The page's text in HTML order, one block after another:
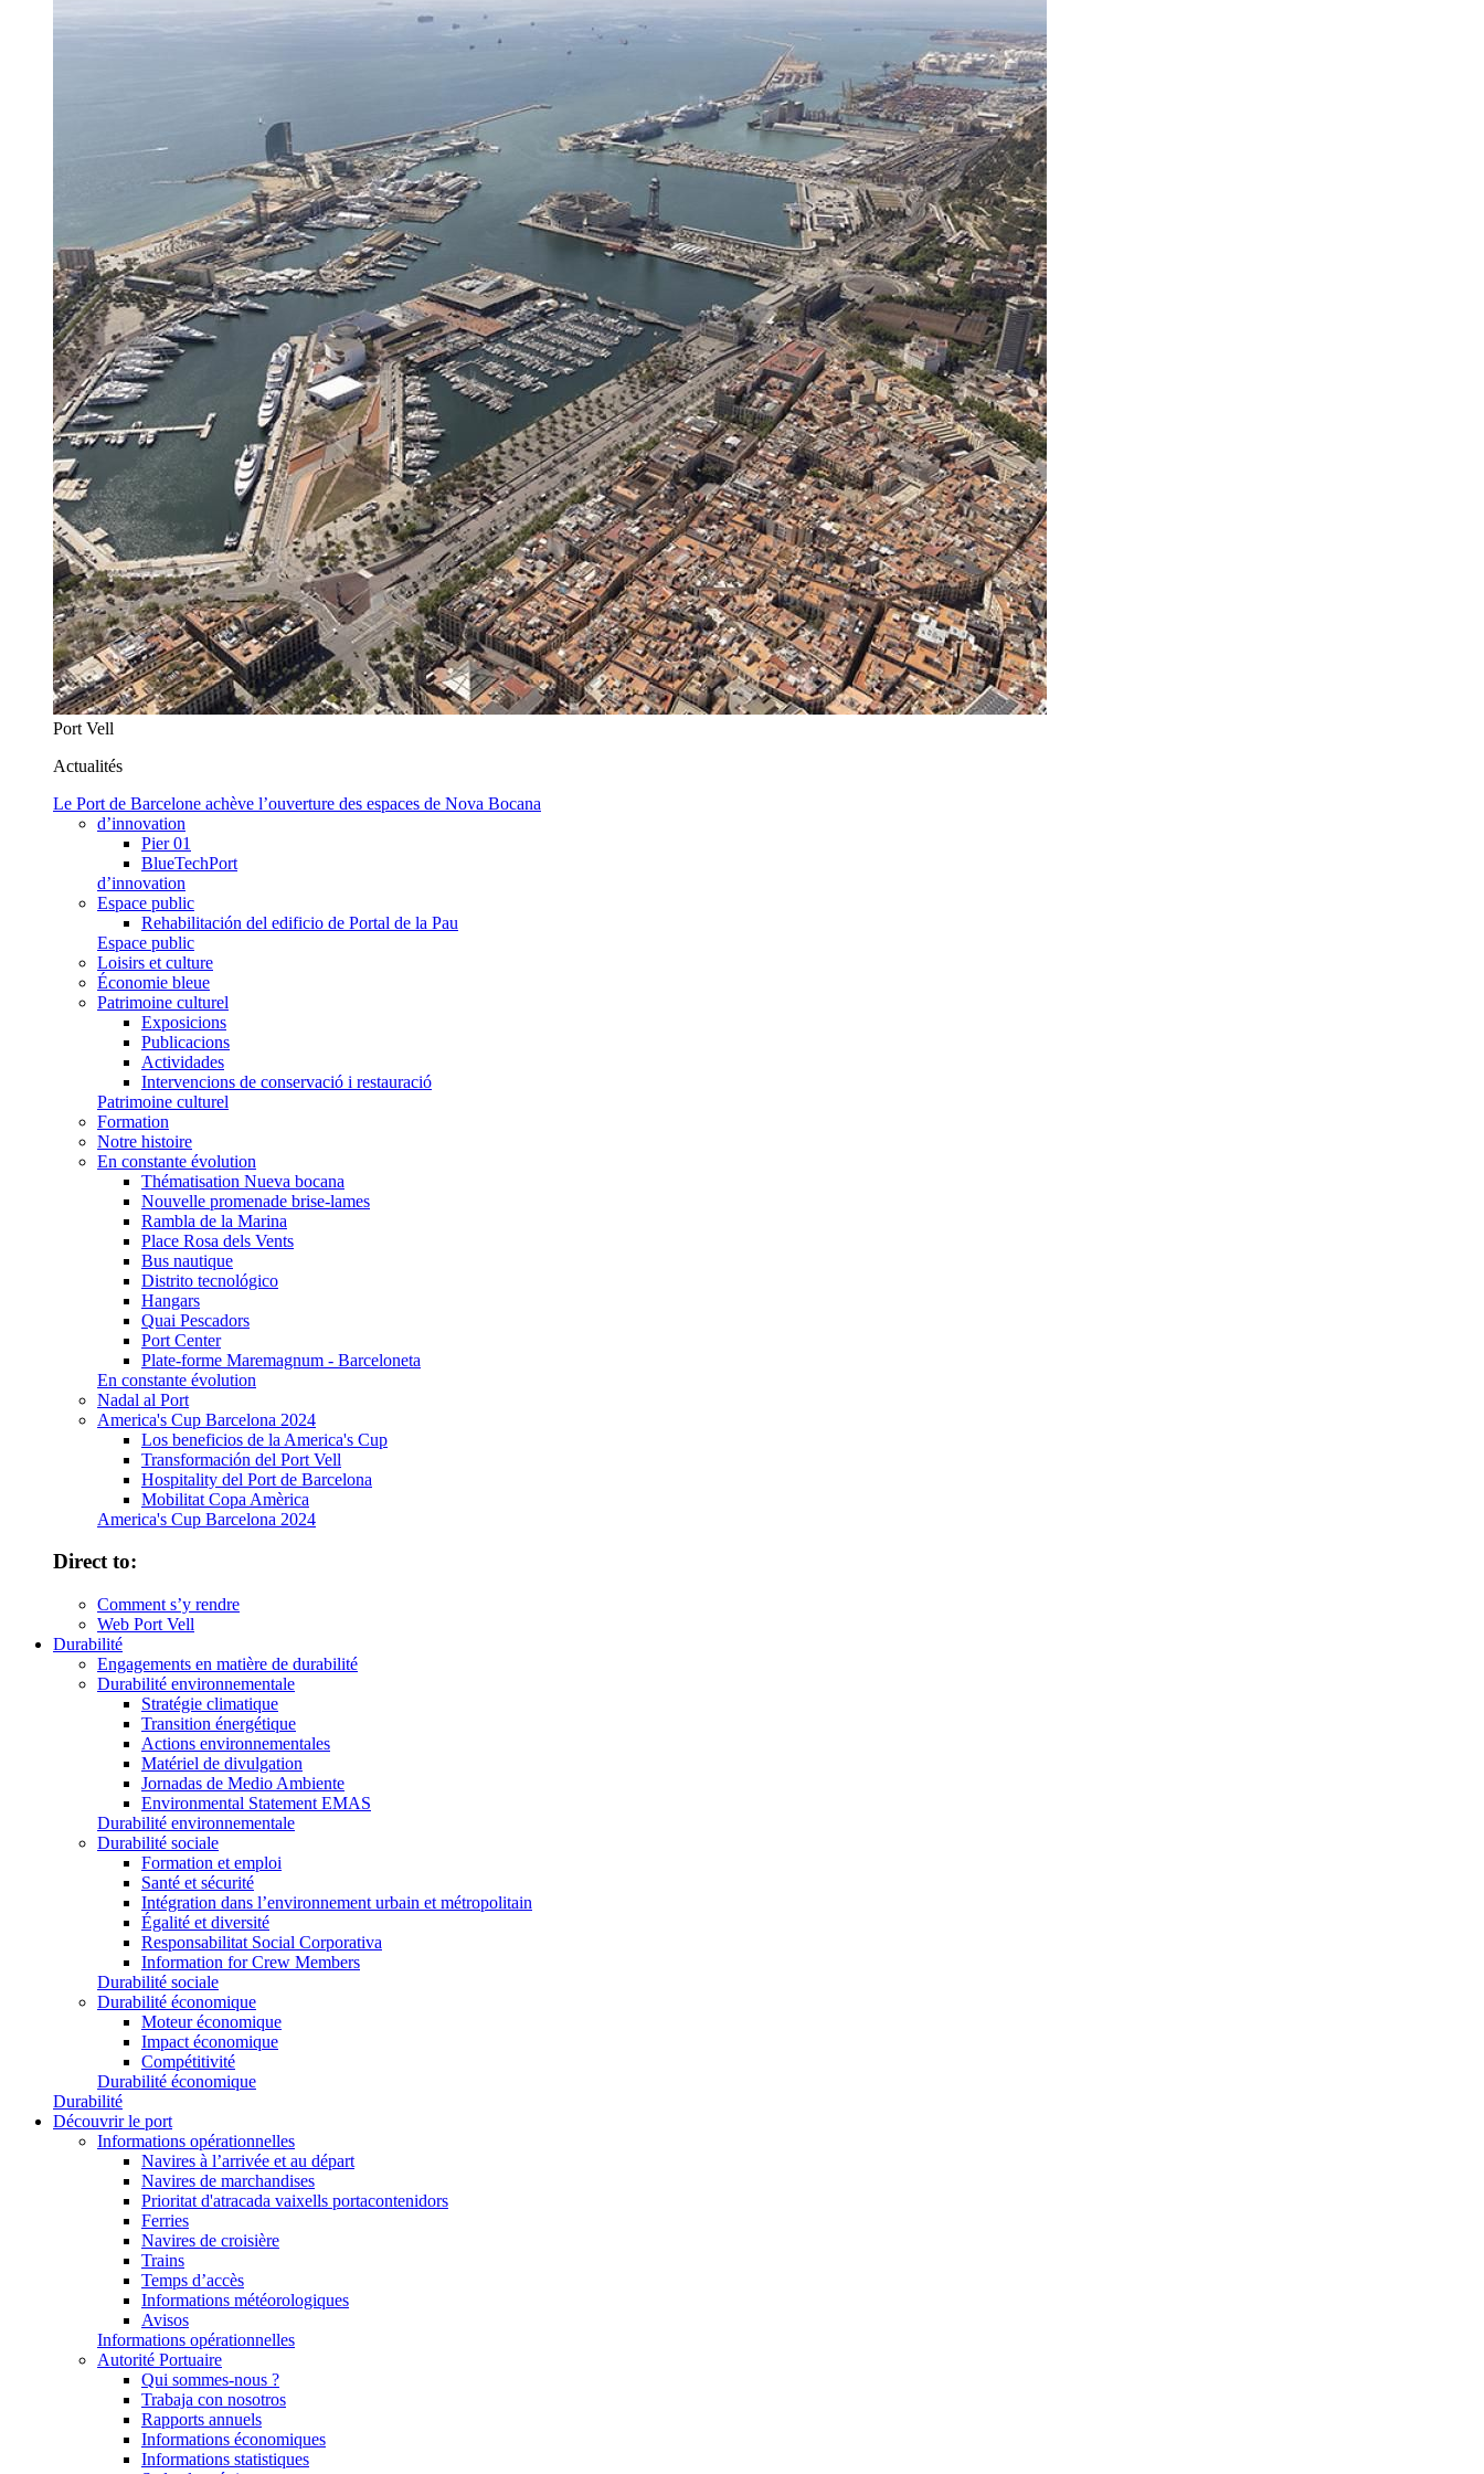
Port Vell
Actualités
Le Port de Barcelone achève l’ouverture des espaces de Nova Bocana
d’innovation
Pier 01
BlueTechPort
d’innovation
Espace public
Rehabilitación del edificio de Portal de la Pau
Espace public
Loisirs et culture
Économie bleue
Patrimoine culturel
Exposicions
Publicacions
Actividades
Intervencions de conservació i restauració
Patrimoine culturel
Formation
Notre histoire
En constante évolution
Thématisation Nueva bocana
Nouvelle promenade brise-lames
Rambla de la Marina
Place Rosa dels Vents
Bus nautique
Distrito tecnológico
Hangars
Quai Pescadors
Port Center
Plate-forme Maremagnum - Barceloneta
En constante évolution
Nadal al Port
America's Cup Barcelona 2024
Los beneficios de la America's Cup
Transformación del Port Vell
Hospitality del Port de Barcelona
Mobilitat Copa Amèrica
America's Cup Barcelona 2024
Direct to:
Comment s’y rendre
Web Port Vell
Durabilité
Engagements en matière de durabilité
Durabilité environnementale
Stratégie climatique
Transition énergétique
Actions environnementales
Matériel de divulgation
Jornadas de Medio Ambiente
Environmental Statement EMAS
Durabilité environnementale
Durabilité sociale
Formation et emploi
Santé et sécurité
Intégration dans l’environnement urbain et métropolitain
Égalité et diversité
Responsabilitat Social Corporativa
Information for Crew Members
Durabilité sociale
Durabilité économique
Moteur économique
Impact économique
Compétitivité
Durabilité économique
Durabilité
Découvrir le port
Informations opérationnelles
Navires à l’arrivée et au départ
Navires de marchandises
Prioritat d'atracada vaixells portacontenidors
Ferries
Navires de croisière
Trains
Temps d’accès
Informations météorologiques
Avisos
Informations opérationnelles
Autorité Portuaire
Qui sommes-nous ?
Trabaja con nosotros
Rapports annuels
Informations économiques
Informations statistiques